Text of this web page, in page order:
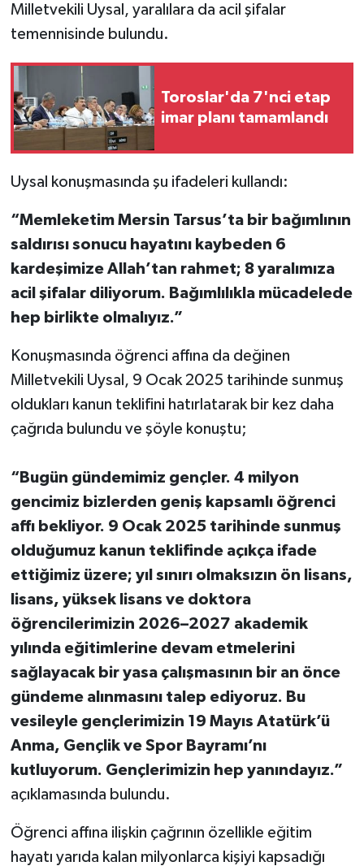
Milletvekili Uysal, yaralılara da acil şifalar
temennisinde bulundu.
Toroslar'da 7'nci etap
imar planı tamamlandı
Uysal konuşmasında şu ifadeleri kullandı:
“Memleketim Mersin Tarsus’ta bir bağımlının
saldırısı sonucu hayatını kaybeden 6
kardeşimize Allah’tan rahmet; 8 yaralımıza
acil şifalar diliyorum. Bağımlılıkla mücadelede
hep birlikte olmalıyız.”
Konuşmasında öğrenci affına da değinen
Milletvekili Uysal, 9 Ocak 2025 tarihinde sunmuş
oldukları kanun teklifini hatırlatarak bir kez daha
çağrıda bulundu ve şöyle konuştu;
“Bugün gündemimiz gençler. 4 milyon
gencimiz bizlerden geniş kapsamlı öğrenci
affı bekliyor. 9 Ocak 2025 tarihinde sunmuş
olduğumuz kanun teklifinde açıkça ifade
ettiğimiz üzere; yıl sınırı olmaksızın ön lisans,
lisans, yüksek lisans ve doktora
öğrencilerimizin 2026–2027 akademik
yılında eğitimlerine devam etmelerini
sağlayacak bir yasa çalışmasının bir an önce
gündeme alınmasını talep ediyoruz. Bu
vesileyle gençlerimizin 19 Mayıs Atatürk’ü
Anma, Gençlik ve Spor Bayramı’nı
kutluyorum. Gençlerimizin hep yanındayız.”
açıklamasında bulundu.
Öğrenci affına ilişkin çağrının özellikle eğitim
hayatı yarıda kalan milyonlarca kişiyi kapsadığı